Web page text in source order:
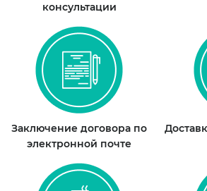
консультации
Заключение договора по
электронной почте